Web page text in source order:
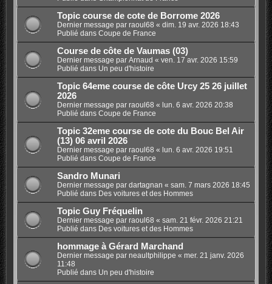
Topic course de cote de Borrome 2026
Dernier message par raoul68 « dim. 19 avr. 2026 18:43
Publié dans Coupe de France
Course de côte de Vaumas (03)
Dernier message par Arnaud « ven. 17 avr. 2026 15:59
Publié dans Un peu d'histoire
Topic 64eme course de côte Urcy 25 26 juillet
2026
Dernier message par raoul68 « lun. 6 avr. 2026 20:38
Publié dans Coupe de France
Topic 32eme course de cote du Bouc Bel Air
(13) 06 avril 2026
Dernier message par raoul68 « lun. 6 avr. 2026 19:51
Publié dans Coupe de France
Sandro Munari
Dernier message par dartagnan « sam. 7 mars 2026 18:45
Publié dans Des voitures et des Hommes
Topic Guy Fréquelin
Dernier message par raoul68 « sam. 21 févr. 2026 21:21
Publié dans Des voitures et des Hommes
hommage à Gérard Marchand
Dernier message par neaultphilippe « mer. 21 janv. 2026
11:48
Publié dans Un peu d'histoire